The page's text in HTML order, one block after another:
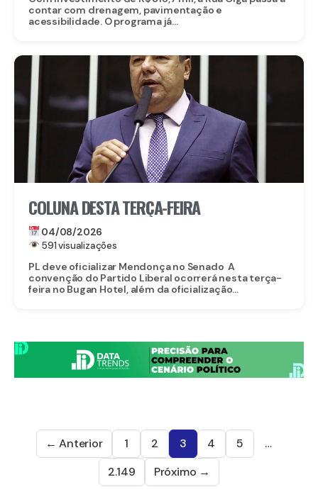
contar com drenagem, pavimentação e
acessibilidade. O programa já...
COLUNA DESTA TERÇA-FEIRA
04/08/2026
591 visualizações
PL deve oficializar Mendonça no Senado A
convenção do Partido Liberal ocorrerá nesta terça-
feira no Bugan Hotel, além da oficialização...
← Anterior 1 2 3 4 5
…
2.149
Próximo →